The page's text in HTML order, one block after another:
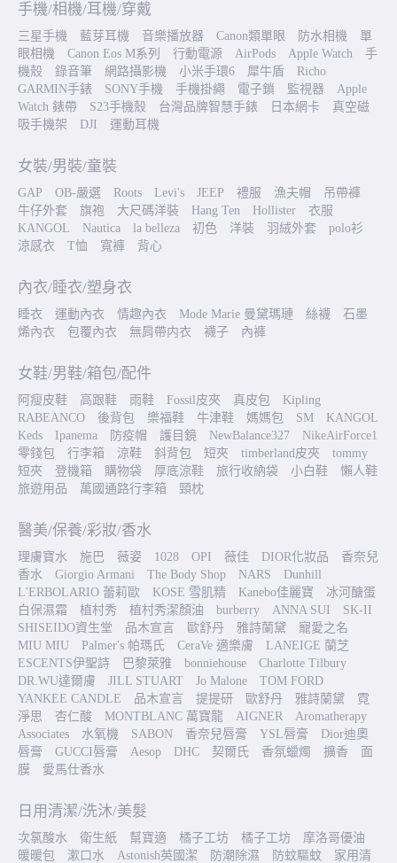
手機/相機/耳機/穿戴
三星手機 藍芽耳機 音樂播放器 Canon類單眼 防水相機
單
眼相機
Canon Eos M系列 行動電源 AirPods Apple Watch
手
機殼
錄音筆 網路攝影機 小米手環6 犀牛盾
Richo
GARMIN手錶
SONY手機 手機掛繩 電子鎖 監視器
Apple
Watch 錶帶
S23手機殼 台灣品牌智慧手錶 日本網卡
真空磁
吸手機架
DJI 運動耳機
女裝/男裝/童裝
GAP OB-嚴選 Roots Levi's JEEP 禮服 漁夫帽
吊帶褲
牛仔外套
旗袍 大尺碼洋裝 Hang Ten Hollister
衣服
KANGOL
Nautica la belleza 初色 洋裝 羽絨外套
polo衫
涼感衣
T恤 寬褲 背心
內衣/睡衣/塑身衣
睡衣 運動內衣 情趣內衣 Mode Marie 曼黛瑪璉 絲襪
石墨
烯內衣
包覆內衣 無肩帶内衣 襪子 內褲
女鞋/男鞋/箱包/配件
阿瘦皮鞋 高跟鞋 雨鞋 Fossil皮夾 真皮包
Kipling
RABEANCO
後背包 樂福鞋 牛津鞋 媽媽包 SM
KANGOL
Keds
Ipanema 防疫帽 護目鏡 NewBalance327
NikeAirForce1
零錢包
行李箱 涼鞋 斜背包 短夾 timberland皮夾
tommy
短夾
登機箱 購物袋 厚底涼鞋 旅行收納袋 小白鞋
懶人鞋
旅遊用品
萬國通路行李箱 頸枕
醫美/保養/彩妝/香水
理膚寶水 施巴 薇姿 1028 OPI 薇佳 DIOR化妝品
香奈兒
香水
Giorgio Armani The Body Shop NARS
Dunhill
L'ERBOLARIO 蕾莉歐
KOSE 雪肌精 Kanebo佳麗寶
冰河醣蛋
白保濕霜
植村秀 植村秀潔顏油 burberry ANNA SUI
SK-II
SHISEIDO資生堂
品木宣言 歐舒丹 雅詩蘭黛
寵愛之名
MIU MIU
Palmer's 帕瑪氏 CeraVe 適樂膚
LANEIGE 蘭芝
ESCENTS伊聖詩
巴黎萊雅 bonniehouse
Charlotte Tilbury
DR.WU達爾膚
JILL STUART Jo Malone
TOM FORD
YANKEE CANDLE
品木宣言 提提研 歐舒丹 雅詩蘭黛
霓
淨思
杏仁酸 MONTBLANC 萬寶龍 AIGNER
Aromatherapy
Associates
水氧機 SABON 香奈兒唇膏 YSL唇膏
Dior迪奧
唇膏
GUCCI唇膏 Aesop DHC 契爾氏 香氛蠟燭 擴香
面
膜
愛馬仕香水
日用清潔/洗沐/美髮
次氯酸水 衛生紙 幫寶適 橘子工坊 橘子工坊
摩洛哥優油
暖暖包
漱口水 Astonish英國潔 防潮除濕 防蚊驅蚊
家用清